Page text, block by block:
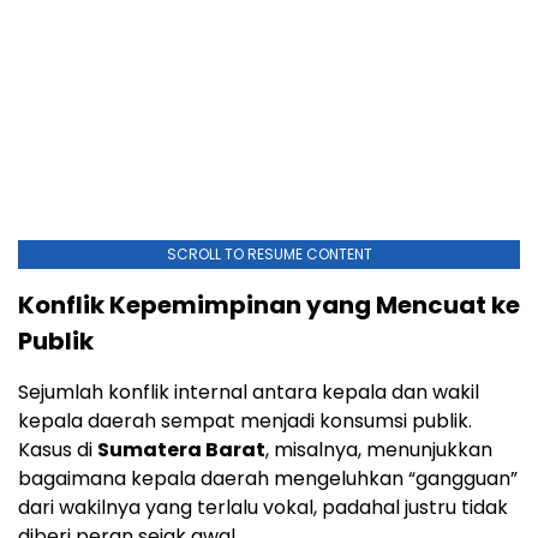
SCROLL TO RESUME CONTENT
Konflik Kepemimpinan yang Mencuat ke
Publik
Sejumlah konflik internal antara kepala dan wakil
kepala daerah sempat menjadi konsumsi publik.
Kasus di Sumatera Barat, misalnya, menunjukkan
bagaimana kepala daerah mengeluhkan “gangguan”
dari wakilnya yang terlalu vokal, padahal justru tidak